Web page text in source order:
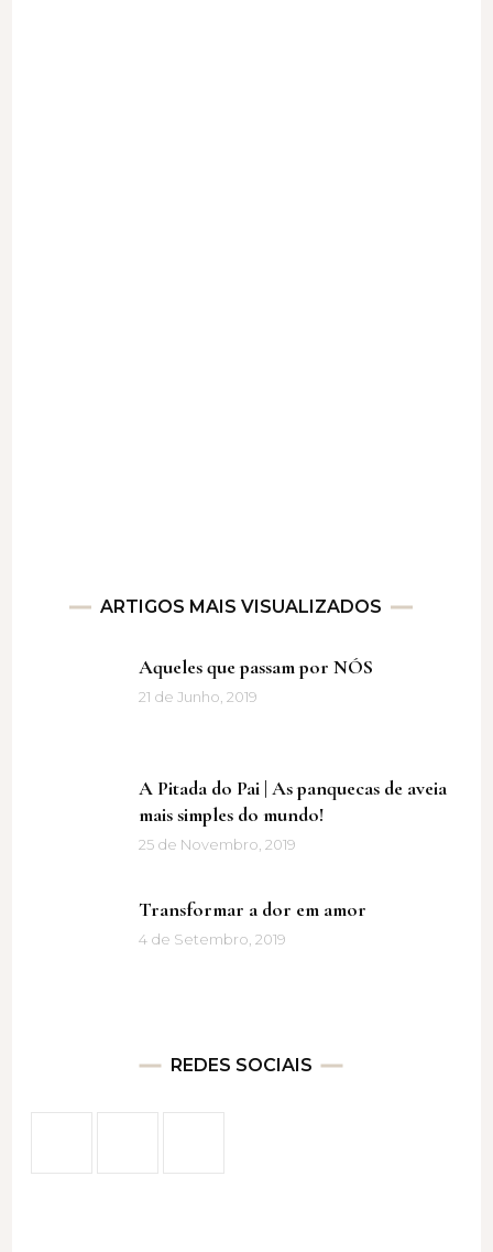
ARTIGOS MAIS VISUALIZADOS
Aqueles que passam por NÓS
21 de Junho, 2019
A Pitada do Pai | As panquecas de aveia
mais simples do mundo!
25 de Novembro, 2019
Transformar a dor em amor
4 de Setembro, 2019
REDES SOCIAIS